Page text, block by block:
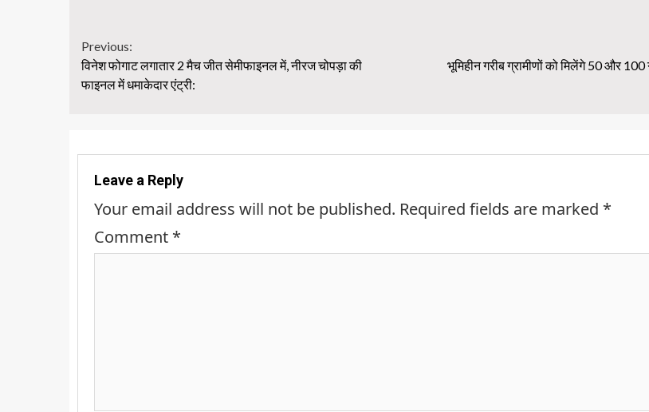
Continue
Reading
Previous:
विनेश फोगाट लगातार 2 मैच जीत सेमीफाइनल में, नीरज चोपड़ा की
फाइनल में धमाकेदार एंट्री:
भूमिहीन गरीब ग्रामीणों को मिलेंगे 50 और
Leave a Reply
Your email address will not be published. Required fields are marked *
Comment *